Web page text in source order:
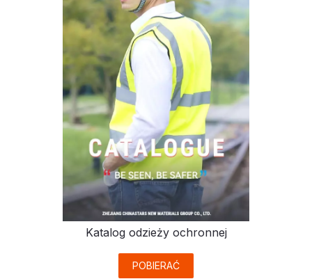
Katalog odzieży ochronnej
POBIERAĆ